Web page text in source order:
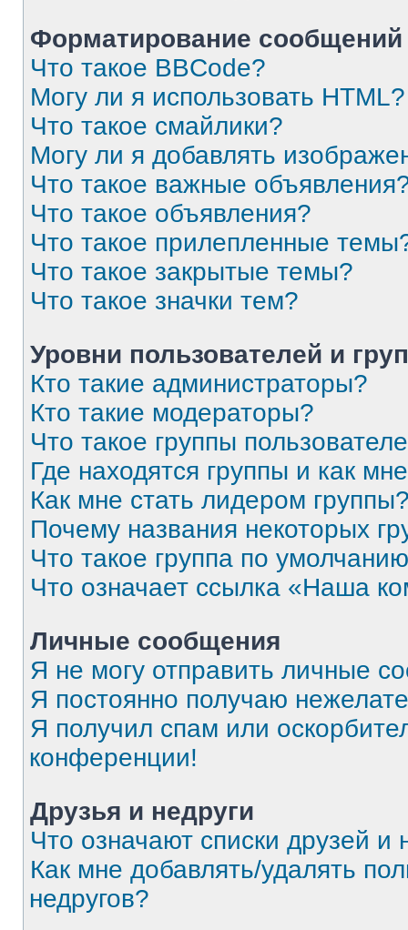
Форматирование
Что такое BBCode?
Могу ли я использовать HTML?
Что такое смайлики?
Могу ли я добавлять
Что такое важные
Что такое объявления?
Что такое прилепленные
Что такое закрытые темы?
Что такое значки тем?
Уровни пользователей и
Кто такие администраторы?
Кто такие модераторы?
Что такое группы
Где находятся группы и как
Как мне стать лидером
Почему названия некоторых
Что такое группа по
Что означает ссылка «Наша
Личные сообщения
Я не могу отправить личные
Я постоянно получаю
Я получил спам или
конференции!
Друзья и недруги
Что означают списки друзей и
Как мне добавлять/удалять
недругов?